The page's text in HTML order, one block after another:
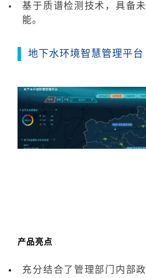
基于质谱检测技术，具备
能。
地下水环境智慧管理平台
产品亮点
充分结合了管理部门内部